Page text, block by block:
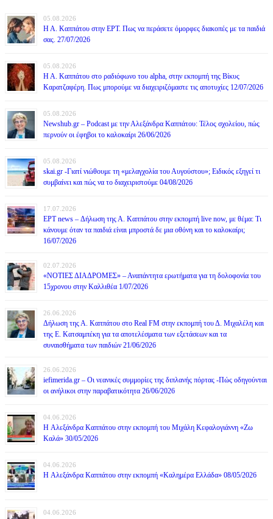
05.08.2026
Η Α. Καππάτου στην ΕΡΤ. Πως να περάσετε όμορφες διακοπές με τα παιδιά
σας. 27/07/2026
05.08.2026
Η Α. Καππάτου στο ραδιόφωνο του alpha, στην εκπομπή της Βίκυς
Καρατζαφέρη. Πως μπορούμε να διαχειριζόμαστε τις αποτυχίες 12/07/2026
05.08.2026
Newshub.gr – Podcast με την Αλεξάνδρα Καππάτου: Τέλος σχολείου, πώς
περνούν οι έφηβοι το καλοκαίρι 26/06/2026
05.08.2026
skai.gr -Γιατί νιώθουμε τη «μελαγχολία του Αυγούστου»; Ειδικός εξηγεί τι
συμβαίνει και πώς να το διαχειριστούμε 04/08/2026
17.07.2026
ΕΡΤ news – Δήλωση της Α. Καππάτου στην εκπομπή live now, με θέμα: Τι
κάνουμε όταν τα παιδιά είναι μπροστά δε μια οθόνη και το καλοκαίρι;
16/07/2026
02.07.2026
«ΝΟΤΙΕΣ ΔΙΑΔΡΟΜΕΣ» – Αναπάντητα ερωτήματα για τη δολοφονία του
15χρονου στην Καλλιθέα 1/07/2026
26.06.2026
Δήλωση της Α. Καππάτου στο Real FM στην εκπομπή του Δ. Μιχαλέλη και
της Ε. Κατσαμπέκη για τα αποτελέσματα των εξετάσεων και τα
συναισθήματα των παιδιών 21/06/2026
26.06.2026
iefimerida.gr – Οι νεανικές συμμορίες της διπλανής πόρτας -Πώς οδηγούνται
οι ανήλικοι στην παραβατικότητα 26/06/2026
04.06.2026
H Αλεξάνδρα Καππάτου στην εκπομπή του Μιχάλη Κεφαλογιάννη «Ζω
Καλά» 30/05/2026
04.06.2026
H Αλεξάνδρα Καππάτου στην εκπομπή «Καλημέρα Ελλάδα» 08/05/2026
04.06.2026